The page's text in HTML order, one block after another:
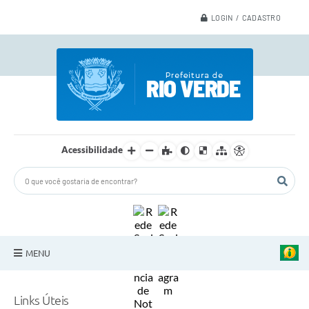
LOGIN / CADASTRO
Acessibilidade
MENU
Links Úteis